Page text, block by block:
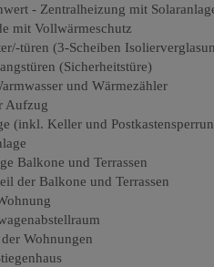
- Zentralheizung mit
mit Vollwärmeschutz
türen (3-Scheiben
(Sicherheitstüre)
und Wärmezähler
Aufzug
(inkl. Keller und
Balkone und Terrassen
der Balkone und Terrassen
Wohnungen